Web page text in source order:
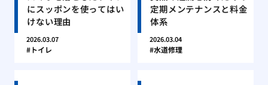
にスッポンを使ってはい
けない理由
2026.03.07
トイレ
定期メンテナンスと料金
体系
2026.03.04
水道修理